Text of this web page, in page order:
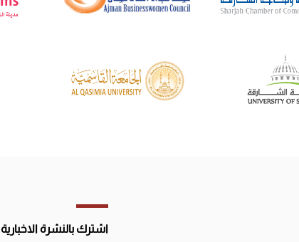
اشترك بالنشرة الاخبارية